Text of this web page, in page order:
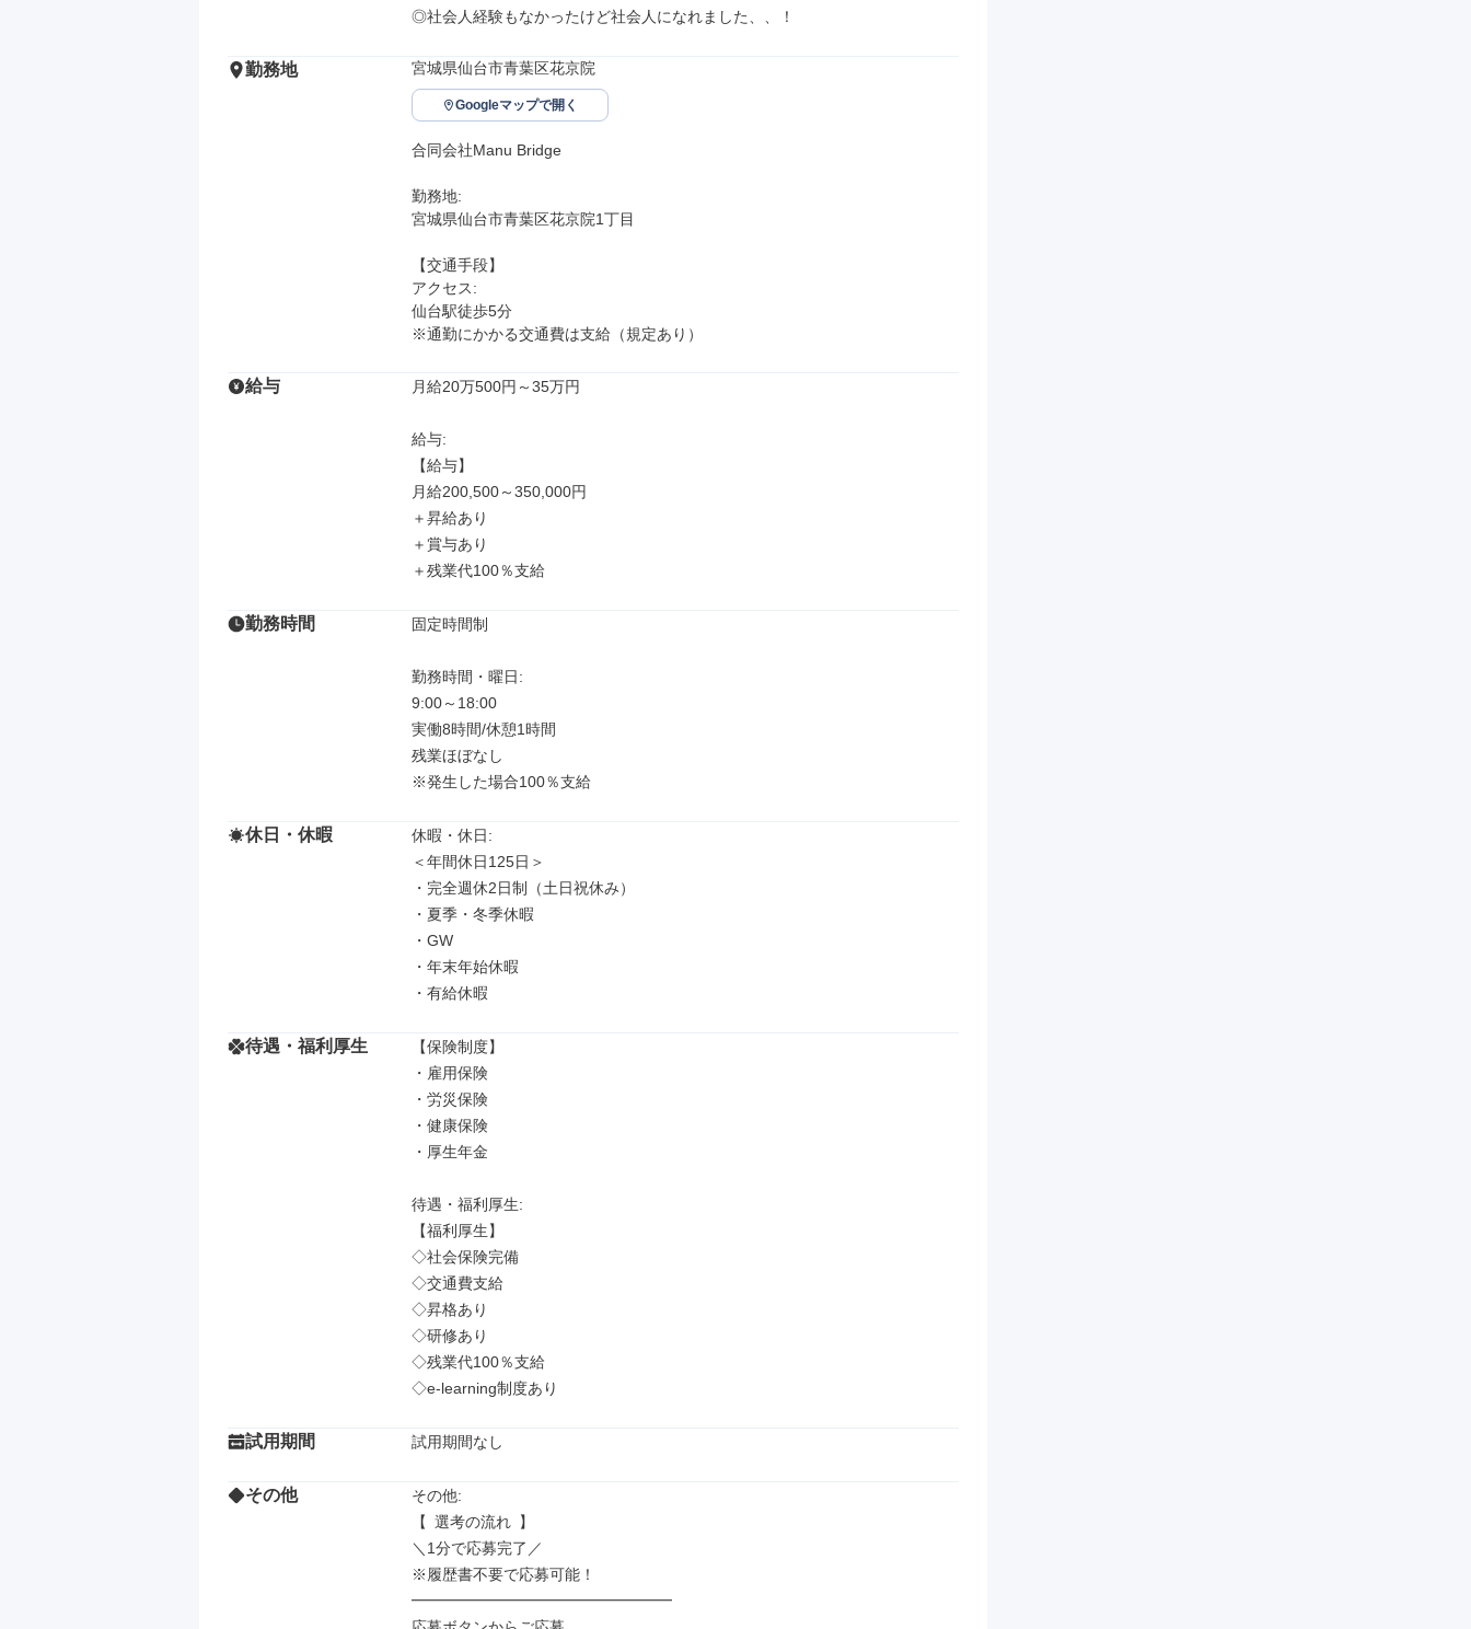
◎社会人経験もなかったけど社会人になれました、、！
勤務地 宮城県仙台市青葉区花京院
Googleマップで開く
合同会社Manu Bridge
勤務地:
宮城県仙台市青葉区花京院1丁目
【交通手段】
アクセス:
仙台駅徒歩5分
※通勤にかかる交通費は支給（規定あり）
給与 月給20万500円～35万円
給与:
【給与】
月給200,500～350,000円
＋昇給あり
＋賞与あり
＋残業代100％支給
勤務時間 固定時間制
勤務時間・曜日:
9:00～18:00
実働8時間/休憩1時間
残業ほぼなし
※発生した場合100％支給
休日・休暇
休暇・休日:
＜年間休日125日＞
・完全週休2日制（土日祝休み）
・夏季・冬季休暇
・GW
・年末年始休暇
・有給休暇
待遇・福利厚生
【保険制度】
・雇用保険
・労災保険
・健康保険
・厚生年金
待遇・福利厚生:
【福利厚生】
◇社会保険完備
◇交通費支給
◇昇格あり
◇研修あり
◇残業代100％支給
◇e-learning制度あり
試用期間 試用期間なし
その他
その他:
【 選考の流れ 】
＼1分で応募完了／
※履歴書不要で応募可能！
━━━━━━━━━━━━━━━━━